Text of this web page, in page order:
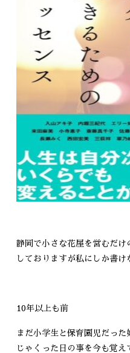
静岡で小さな花屋を営むだ
しておりますが私にしか書け
10年以上も前
まだ小学生と保育園児だっ
じゃくった日の事を今も覚え